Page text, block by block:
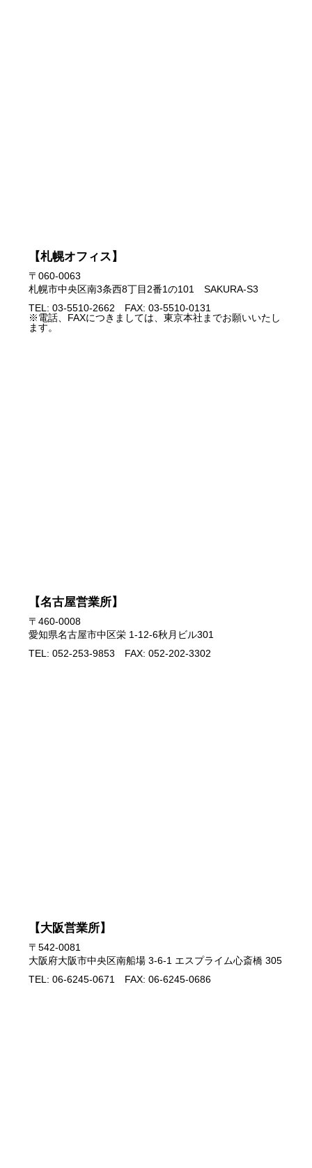
【札幌オフィス】
〒060-0063
札幌市中央区南3条西8丁目2番1の101 SAKURA-S3
TEL: 03-5510-2662 FAX: 03-5510-0131
※電話、FAXにつきましては、東京本社までお願いいたし
ます。
【名古屋営業所】
〒460-0008
愛知県名古屋市中区栄 1-12-6秋月ビル301
TEL: 052-253-9853 FAX: 052-202-3302
【大阪営業所】
〒542-0081
大阪府大阪市中央区南船場 3-6-1 エスプライム心斎橋 305
TEL: 06-6245-0671 FAX: 06-6245-0686